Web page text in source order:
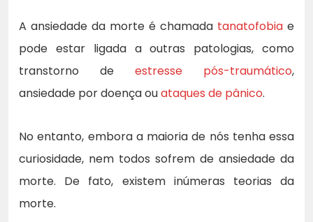
A ansiedade da morte é chamada tanatofobia e
pode estar ligada a outras patologias, como
transtorno de estresse pós-traumático,
ansiedade por doença ouataques de pânico.
No entanto, embora a maioria de nós tenha essa
curiosidade, nem todos sofrem de ansiedade da
morte. De fato, existem inúmeras teorias da
morte.